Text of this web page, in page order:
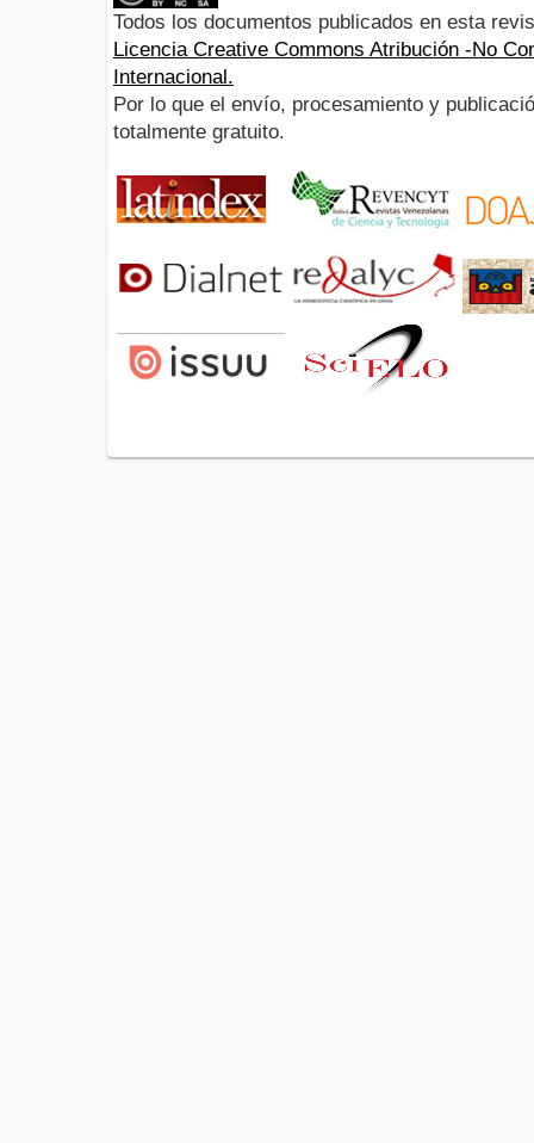
Todos los documentos publicados en esta
Licencia Creative Commons Atribución -No
Internacional.
Por lo que el envío, procesamiento y
totalmente gratuito.